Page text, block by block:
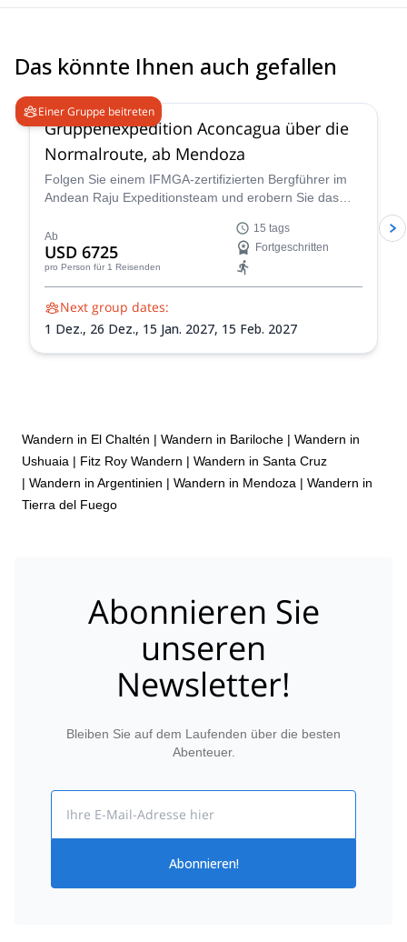
Das könnte Ihnen auch gefallen
Einer Gruppe beitreten
4.6
Gruppenexpedition Aconcagua über die
Normalroute, ab Mendoza
Folgen Sie einem IFMGA-zertifizierten Bergführer im
Andean Raju Expeditionsteam und erobern Sie das
Aconcagua ab Mendoza.
Ab
USD 6725
pro Person für 1 Reisenden
15 tags
Fortgeschritten
Next group dates:
1 Dez., 26 Dez., 15 Jan. 2027, 15 Feb. 2027
Wandern in El Chaltén | Wandern in Bariloche | Wandern in
Ushuaia | Fitz Roy Wandern | Wandern in Santa Cruz
| Wandern in Argentinien | Wandern in Mendoza | Wandern in
Tierra del Fuego
Abonnieren Sie
unseren
Newsletter!
Bleiben Sie auf dem Laufenden über die besten
Abenteuer.
Abonnieren!